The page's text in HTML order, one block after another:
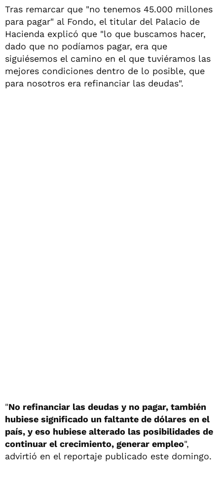
Tras remarcar que "no tenemos 45.000 millones
para pagar" al Fondo, el titular del Palacio de
Hacienda explicó que "lo que buscamos hacer,
dado que no podíamos pagar, era que
siguiésemos el camino en el que tuviéramos las
mejores condiciones dentro de lo posible, que
para nosotros era refinanciar las deudas".
"No refinanciar las deudas y no pagar, también
hubiese significado un faltante de dólares en el
país, y eso hubiese alterado las posibilidades de
continuar el crecimiento, generar empleo",
advirtió en el reportaje publicado este domingo.